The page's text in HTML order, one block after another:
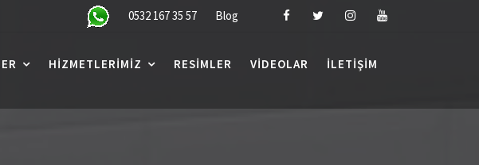
0532 167 35 57 Blog
HIZMETLERIMIZ RESIMLER VIDEOLAR İLETIŞIM